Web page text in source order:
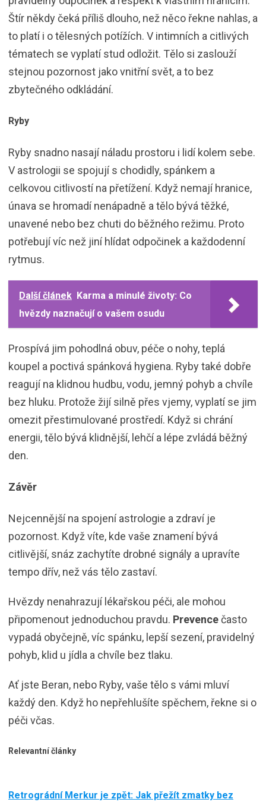
Štír někdy čeká příliš dlouho, než něco řekne nahlas, a
to platí i o tělesných potížích. V intimních a citlivých
tématech se vyplatí stud odložit. Tělo si zaslouží
stejnou pozornost jako vnitřní svět, a to bez
zbytečného odkládání.
Ryby
Ryby snadno nasají náladu prostoru i lidí kolem sebe.
V astrologii se spojují s chodidly, spánkem a
celkovou citlivostí na přetížení. Když nemají hranice,
únava se hromadí nenápadně a tělo bývá těžké,
unavené nebo bez chuti do běžného režimu. Proto
potřebují víc než jiní hlídat odpočinek a každodenní
rytmus.
Další článek Karma a minulé životy: Co
hvězdy naznačují o vašem osudu
Prospívá jim pohodlná obuv, péče o nohy, teplá
koupel a poctivá spánková hygiena. Ryby také dobře
reagují na klidnou hudbu, vodu, jemný pohyb a chvíle
bez hluku. Protože žijí silně přes vjemy, vyplatí se jim
omezit přestimulované prostředí. Když si chrání
energii, tělo bývá klidnější, lehčí a lépe zvládá běžný
den.
Závěr
Nejcennější na spojení astrologie a zdraví je
pozornost. Když víte, kde vaše znamení bývá
citlivější, snáz zachytíte drobné signály a upravíte
tempo dřív, než vás tělo zastaví.
Hvězdy nenahrazují lékařskou péči, ale mohou
připomenout jednoduchou pravdu. Prevencečasto
vypadá obyčejně, víc spánku, lepší sezení, pravidelný
pohyb, klid u jídla a chvíle bez tlaku.
Ať jste Beran, nebo Ryby, vaše tělo s vámi mluví
každý den. Když ho nepřehlušíte spěchem, řekne si o
péči včas.
Relevantní články
Retrográdní Merkur je zpět: Jak přežít zmatky bez